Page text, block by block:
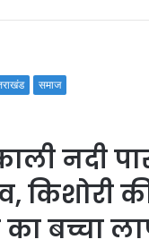
समाज
नदी
किशोरी
बच्चा